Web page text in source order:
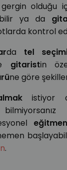
olduğu
ya da
kontrol
da tel
gitaristin
ne göre
istiyor
eğitmen
.